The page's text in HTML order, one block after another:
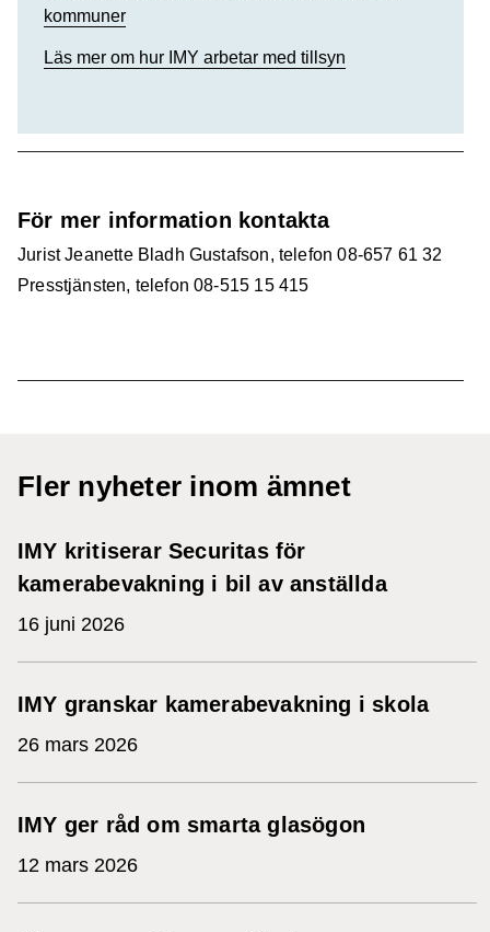
kommuner
Läs mer om hur IMY arbetar med tillsyn
För mer information kontakta
Jurist Jeanette Bladh Gustafson, telefon 08-657 61 32
Presstjänsten, telefon 08-515 15 415
Fler nyheter inom ämnet
IMY kritiserar Securitas för
kamerabevakning i bil av anställda
16 juni 2026
IMY granskar kamerabevakning i skola
26 mars 2026
IMY ger råd om smarta glasögon
12 mars 2026